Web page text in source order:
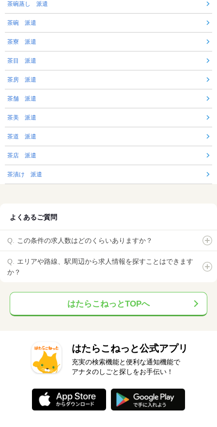
茶碗蒸し 派遣
茶碗 派遣
茶寮 派遣
茶目 派遣
茶房 派遣
茶舗 派遣
茶美 派遣
茶道 派遣
茶店 派遣
茶漬け 派遣
よくあるご質問
この条件の求人数はどのくらいありますか？
エリアや路線、駅周辺から求人情報を探すことはできます
か？
はたらこねっとTOPへ
はたらこねっと公式アプリ
充実の検索機能と便利な通知機能で
アナタのしごと探しをお手伝い！